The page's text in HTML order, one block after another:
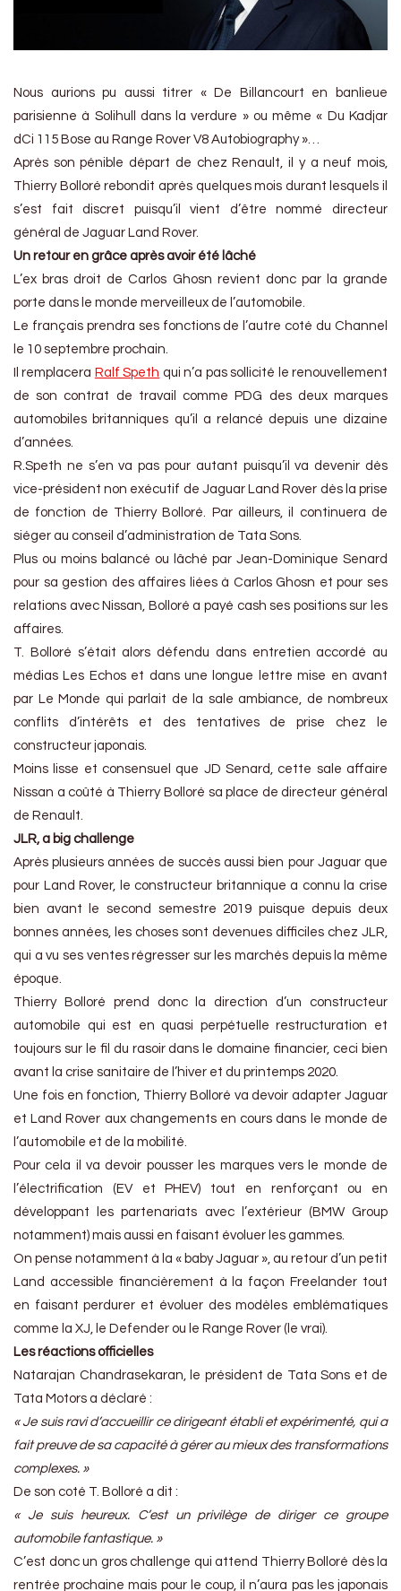
Nous aurions pu aussi titrer « De Billancourt en banlieue
parisienne à Solihull dans la verdure » ou même « Du Kadjar
dCi 115 Bose au Range Rover V8 Autobiography »…
Après son pénible départ de chez Renault, il y a neuf mois,
Thierry Bolloré rebondit après quelques mois durant lesquels il
s’est fait discret puisqu’il vient d’être nommé directeur
général de Jaguar Land Rover.
Un retour en grâce après avoir été lâché
L’ex bras droit de Carlos Ghosn revient donc par la grande
porte dans le monde merveilleux de l’automobile.
Le français prendra ses fonctions de l’autre coté du Channel
le 10 septembre prochain.
Il remplacera Ralf Speth qui n’a pas sollicité le renouvellement
de son contrat de travail comme PDG des deux marques
automobiles britanniques qu’il a relancé depuis une dizaine
d’années.
R.Speth ne s’en va pas pour autant puisqu’il va devenir dès
vice-président non exécutif de Jaguar Land Rover dès la prise
de fonction de Thierry Bolloré. Par ailleurs, il continuera de
siéger au conseil d’administration de Tata Sons.
Plus ou moins balancé ou lâché par Jean-Dominique Senard
pour sa gestion des affaires liées à Carlos Ghosn et pour ses
relations avec Nissan, Bolloré a payé cash ses positions sur les
affaires.
T. Bolloré s’était alors défendu dans entretien accordé au
médias Les Echos et dans une longue lettre mise en avant
par Le Monde qui parlait de la sale ambiance, de nombreux
conflits d’intérêts et des tentatives de prise chez le
constructeur japonais.
Moins lisse et consensuel que JD Senard, cette sale affaire
Nissan a coûté à Thierry Bolloré sa place de directeur général
de Renault.
JLR, a big challenge
Après plusieurs années de succès aussi bien pour Jaguar que
pour Land Rover, le constructeur britannique a connu la crise
bien avant le second semestre 2019 puisque depuis deux
bonnes années, les choses sont devenues difficiles chez JLR,
qui a vu ses ventes régresser sur les marchés depuis la même
époque.
Thierry Bolloré prend donc la direction d’un constructeur
automobile qui est en quasi perpétuelle restructuration et
toujours sur le fil du rasoir dans le domaine financier, ceci bien
avant la crise sanitaire de l’hiver et du printemps 2020.
Une fois en fonction, Thierry Bolloré va devoir adapter Jaguar
et Land Rover aux changements en cours dans le monde de
l’automobile et de la mobilité.
Pour cela il va devoir pousser les marques vers le monde de
l’électrification (EV et PHEV) tout en renforçant ou en
développant les partenariats avec l’extérieur (BMW Group
notamment) mais aussi en faisant évoluer les gammes.
On pense notamment à la « baby Jaguar », au retour d’un petit
Land accessible financièrement à la façon Freelander tout
en faisant perdurer et évoluer des modèles emblématiques
comme la XJ, le Defender ou le Range Rover (le vrai).
Les réactions officielles
Natarajan Chandrasekaran, le président de Tata Sons et de
Tata Motors a déclaré :
« Je suis ravi d’accueillir ce dirigeant établi et expérimenté, qui a
fait preuve de sa capacité à gérer au mieux des transformations
complexes. »
De son coté T. Bolloré a dit :
« Je suis heureux. C’est un privilège de diriger ce groupe
automobile fantastique. »
C’est donc un gros challenge qui attend Thierry Bolloré dès la
rentrée prochaine mais pour le coup, il n’aura pas les japonais